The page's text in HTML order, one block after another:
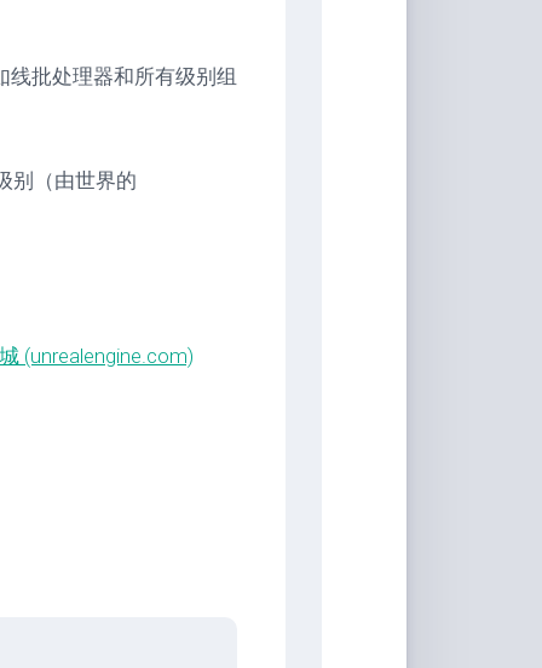
线批处理器和所有级别组
别（由世界的
(unrealengine.com)